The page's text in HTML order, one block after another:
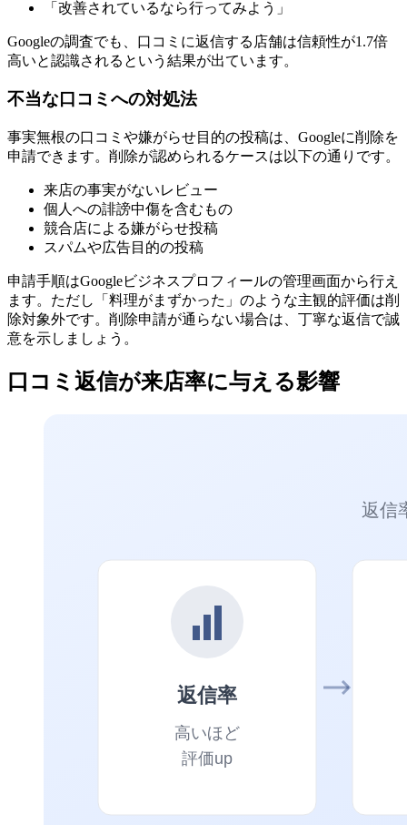
「改善されているなら行ってみよう」
Googleの調査でも、口コミに返信する店舗は信頼性が1.7倍
高いと認識されるという結果が出ています。
不当な口コミへの対処法
事実無根の口コミや嫌がらせ目的の投稿は、Googleに削除を
申請できます。削除が認められるケースは以下の通りです。
来店の事実がないレビュー
個人への誹謗中傷を含むもの
競合店による嫌がらせ投稿
スパムや広告目的の投稿
申請手順はGoogleビジネスプロフィールの管理画面から行え
ます。ただし「料理がまずかった」のような主観的評価は削
除対象外です。削除申請が通らない場合は、丁寧な返信で誠
意を示しましょう。
口コミ返信が来店率に与える影響